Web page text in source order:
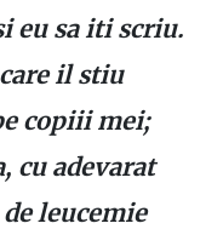
eu sa iti scriu.
il stiu
copiii mei;
cu adevarat
leucemie